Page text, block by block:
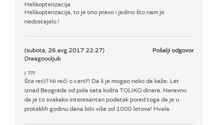
Helikopterizacija
Helikopterizacija, to je ono pravo i jedino što nam je
nedostajalo !
(subota, 26.avg.2017 22:27)
Draagoooljub
Pošalji odgovor
I ???
Šta reći? Ni reči o ceni!!! Da li je mogao neko da kaže: Let
iznad Beograda od pola sata košta TOLIKO dinara. Naravno
da je to svakako interesantan podatak pored toga da je u
proteklih godinu dana bilo više od 1000 letova! Hvala.